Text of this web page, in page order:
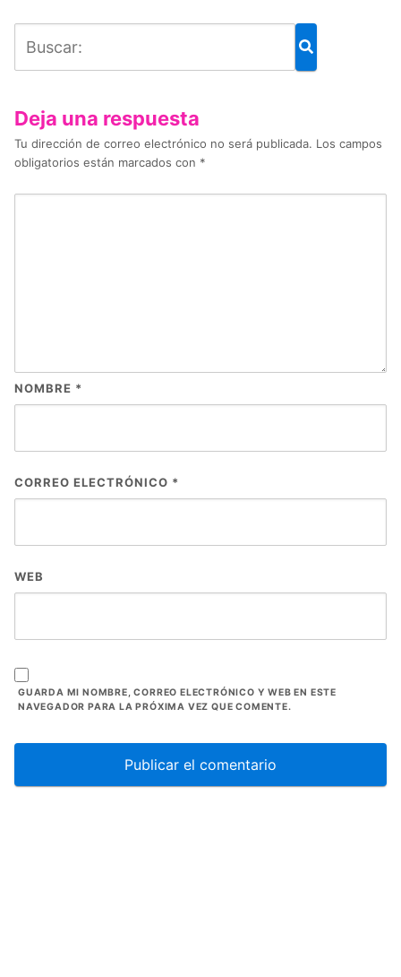
Deja una respuesta
Tu dirección de correo electrónico no será publicada. Los campos
obligatorios están marcados con *
NOMBRE *
CORREO ELECTRÓNICO *
WEB
GUARDA MI NOMBRE, CORREO ELECTRÓNICO Y WEB EN ESTE
NAVEGADOR PARA LA PRÓXIMA VEZ QUE COMENTE.